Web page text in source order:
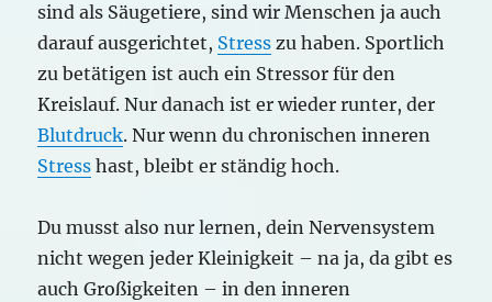
sind als Säugetiere, sind wir Menschen ja auch
darauf ausgerichtet, Stress zu haben. Sportlich
zu betätigen ist auch ein Stressor für den
Kreislauf. Nur danach ist er wieder runter, der
Blutdruck. Nur wenn du chronischen inneren
Stress hast, bleibt er ständig hoch.
Du musst also nur lernen, dein Nervensystem
nicht wegen jeder Kleinigkeit – na ja, da gibt es
auch Großigkeiten – in den inneren